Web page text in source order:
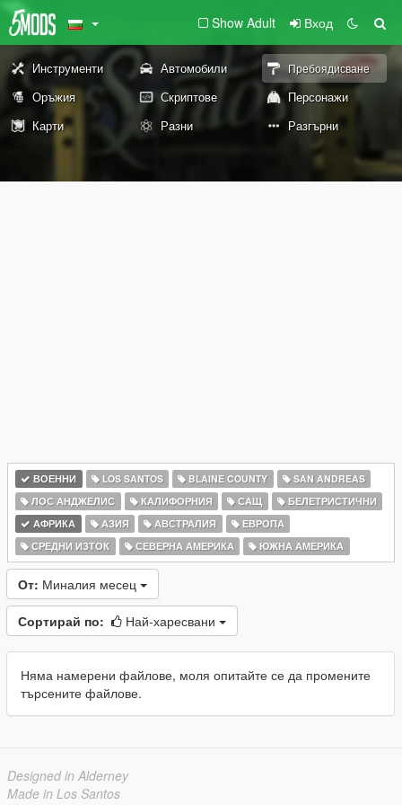
Show Adult Вход
Инструменти Автомобили Пребоядисване
Оръжия Скриптове
Персонажи
Карти
Разни Разгърни
ВОЕННИ LOS SANTOS BLAINE COUNTY
SAN ANDREAS
ЛОС АНДЖЕЛИС
КАЛИФОРНИЯ САЩ
БЕЛЕТРИСТИЧНИ
АФРИКА
АЗИЯ АВСТРАЛИЯ
ЕВРОПА
СРЕДНИ ИЗТОК
СЕВЕРНА АМЕРИКА ЮЖНА АМЕРИКА
От: Миналия месец
Сортирай по: Най-харесвани
Няма намерени файлове, моля опитайте се да промените
търсените файлове.
Designed in Alderney
Made in Los Santos